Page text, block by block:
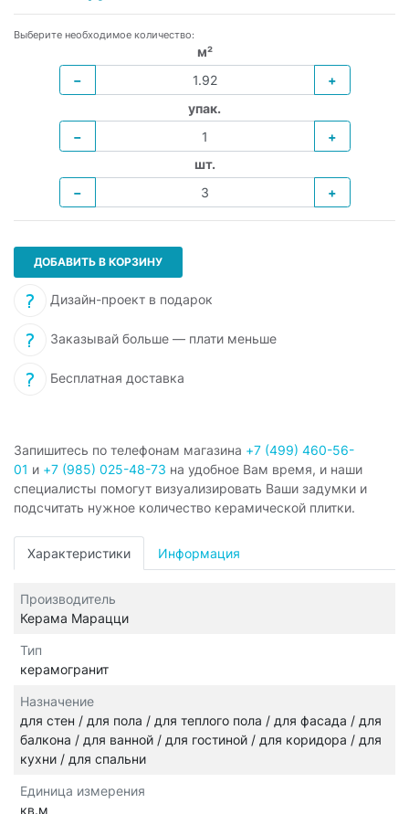
Выберите необходимое количество:
м²
−
+
упак.
−
+
шт.
−
+
ДОБАВИТЬ В КОРЗИНУ
Дизайн-проект в подарок
Заказывай больше — плати меньше
Бесплатная доставка
Запишитесь по телефонам магазина +7 (499) 460-56-
01 и +7 (985) 025-48-73 на удобное Вам время, и наши
специалисты помогут визуализировать Ваши задумки и
подсчитать нужное количество керамической плитки.
Характеристики Информация
Производитель
Керама Марацци
Тип
керамогранит
Назначение
для стен / для пола / для теплого пола / для фасада / для
балкона / для ванной / для гостиной / для коридора / для
кухни / для спальни
Единица измерения
кв.м